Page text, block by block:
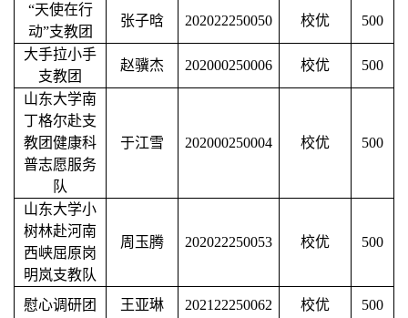
“天使在行
动”支教团
张子晗 202022250050 校优 500
大手拉小手
支教团
赵骥杰 202000250006 校优 500
山东大学南
丁格尔赴支
教团健康科
普志愿服务
队
于江雪 202000250004 校优 500
山东大学小
树林赴河南
西峡屈原岗
明岚支教队
周玉腾 202022250053 校优 500
慰心调研团 王亚琳 202122250062 校优
500